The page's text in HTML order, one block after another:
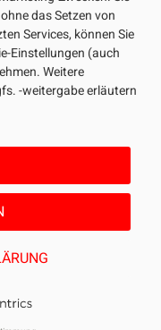
das Setzen von
Services, können Sie
Einstellungen (auch
Weitere
-weitergabe erläutern